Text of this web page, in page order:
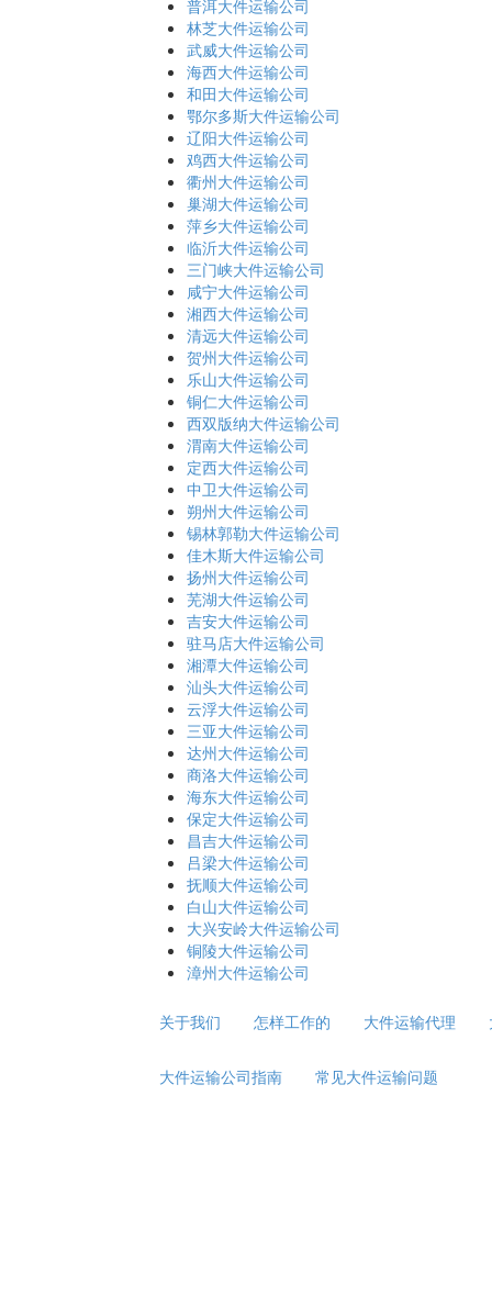
普洱大件运输公司
林芝大件运输公司
武威大件运输公司
海西大件运输公司
和田大件运输公司
鄂尔多斯大件运输公司
辽阳大件运输公司
鸡西大件运输公司
衢州大件运输公司
巢湖大件运输公司
萍乡大件运输公司
临沂大件运输公司
三门峡大件运输公司
咸宁大件运输公司
湘西大件运输公司
清远大件运输公司
贺州大件运输公司
乐山大件运输公司
铜仁大件运输公司
西双版纳大件运输公司
渭南大件运输公司
定西大件运输公司
中卫大件运输公司
朔州大件运输公司
锡林郭勒大件运输公司
佳木斯大件运输公司
扬州大件运输公司
芜湖大件运输公司
吉安大件运输公司
驻马店大件运输公司
湘潭大件运输公司
汕头大件运输公司
云浮大件运输公司
三亚大件运输公司
达州大件运输公司
商洛大件运输公司
海东大件运输公司
保定大件运输公司
昌吉大件运输公司
吕梁大件运输公司
抚顺大件运输公司
白山大件运输公司
大兴安岭大件运输公司
铜陵大件运输公司
漳州大件运输公司
关于我们 怎样工作的 大件运输代理
大件运输公司指南 常见大件运输问题